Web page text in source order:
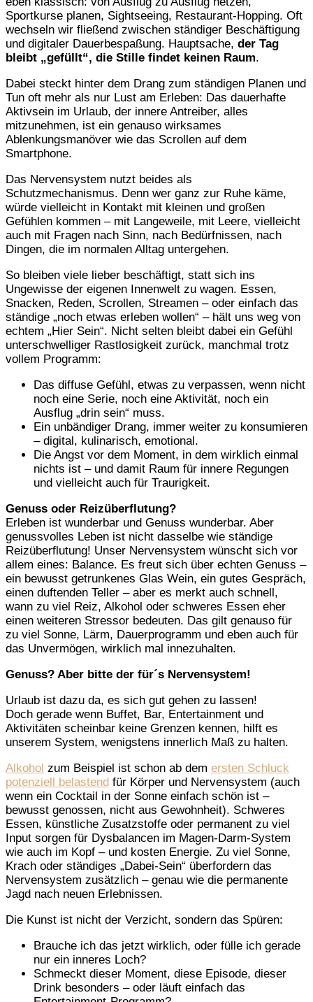
Sportkurse planen, Sightseeing, Restaurant-Hopping. Oft
wechseln wir fließend zwischen ständiger Beschäftigung
und digitaler Dauerbespaßung. Hauptsache, der Tag
bleibt „gefüllt“, die Stille findet keinen Raum.
Dabei steckt hinter dem Drang zum ständigen Planen und
Tun oft mehr als nur Lust am Erleben: Das dauerhafte
Aktivsein im Urlaub, der innere Antreiber, alles
mitzunehmen, ist ein genauso wirksames
Ablenkungsmanöver wie das Scrollen auf dem
Smartphone.
Das Nervensystem nutzt beides als
Schutzmechanismus. Denn wer ganz zur Ruhe käme,
würde vielleicht in Kontakt mit kleinen und großen
Gefühlen kommen – mit Langeweile, mit Leere, vielleicht
auch mit Fragen nach Sinn, nach Bedürfnissen, nach
Dingen, die im normalen Alltag untergehen.
So bleiben viele lieber beschäftigt, statt sich ins
Ungewisse der eigenen Innenwelt zu wagen. Essen,
Snacken, Reden, Scrollen, Streamen – oder einfach das
ständige „noch etwas erleben wollen“ – hält uns weg von
echtem „Hier Sein“. Nicht selten bleibt dabei ein Gefühl
unterschwelliger Rastlosigkeit zurück, manchmal trotz
vollem Programm:
Das diffuse Gefühl, etwas zu verpassen, wenn nicht
noch eine Serie, noch eine Aktivität, noch ein
Ausflug „drin sein“ muss.
Ein unbändiger Drang, immer weiter zu konsumieren
– digital, kulinarisch, emotional.
Die Angst vor dem Moment, in dem wirklich einmal
nichts ist – und damit Raum für innere Regungen
und vielleicht auch für Traurigkeit.
Genuss oder Reizüberflutung?
Erleben ist wunderbar und Genuss wunderbar. Aber
genussvolles Leben ist nicht dasselbe wie ständige
Reizüberflutung! Unser Nervensystem wünscht sich vor
allem eines: Balance. Es freut sich über echten Genuss –
ein bewusst getrunkenes Glas Wein, ein gutes Gespräch,
einen duftenden Teller – aber es merkt auch schnell,
wann zu viel Reiz, Alkohol oder schweres Essen eher
einen weiteren Stressor bedeuten. Das gilt genauso für
zu viel Sonne, Lärm, Dauerprogramm und eben auch für
das Unvermögen, wirklich mal innezuhalten.
Genuss? Aber bitte der für´s Nervensystem!
Urlaub ist dazu da, es sich gut gehen zu lassen!
Doch gerade wenn Buffet, Bar, Entertainment und
Aktivitäten scheinbar keine Grenzen kennen, hilft es
unserem System, wenigstens innerlich Maß zu halten.
Alkohol zum Beispiel ist schon ab dem ersten Schluck
potenziell belastend für Körper und Nervensystem (auch
wenn ein Cocktail in der Sonne einfach schön ist –
bewusst genossen, nicht aus Gewohnheit). Schweres
Essen, künstliche Zusatzstoffe oder permanent zu viel
Input sorgen für Dysbalancen im Magen-Darm-System
wie auch im Kopf – und kosten Energie. Zu viel Sonne,
Krach oder ständiges „Dabei-Sein“ überfordern das
Nervensystem zusätzlich – genau wie die permanente
Jagd nach neuen Erlebnissen.
Die Kunst ist nicht der Verzicht, sondern das Spüren:
Brauche ich das jetzt wirklich, oder fülle ich gerade
nur ein inneres Loch?
Schmeckt dieser Moment, diese Episode, dieser
Drink besonders – oder läuft einfach das